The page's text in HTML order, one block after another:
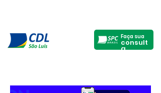
Faça sua
consult
a